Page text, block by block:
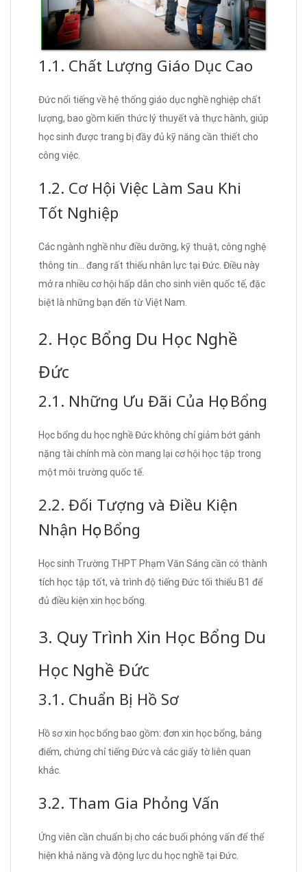
1.1. Chất Lượng Giáo Dục Cao
Đức nổi tiếng về hệ thống giáo dục nghề nghiệp chất
lượng, bao gồm kiến thức lý thuyết và thực hành, giúp
học sinh được trang bị đầy đủ kỹ năng cần thiết cho
công việc.
1.2. Cơ Hội Việc Làm Sau Khi
Tốt Nghiệp
Các ngành nghề như điều dưỡng, kỹ thuật, công nghệ
thông tin… đang rất thiếu nhân lực tại Đức. Điều này
mở ra nhiều cơ hội hấp dẫn cho sinh viên quốc tế, đặc
biệt là những bạn đến từ Việt Nam.
2. Học Bổng Du Học Nghề
Đức
2.1. Những Ưu Đãi Của Học Bổng
Học bổng du học nghề Đức không chỉ giảm bớt gánh
nặng tài chính mà còn mang lại cơ hội học tập trong
một môi trường quốc tế.
2.2. Đối Tượng và Điều Kiện
Nhận Học Bổng
Học sinh Trường THPT Phạm Văn Sáng cần có thành
tích học tập tốt, và trình độ tiếng Đức tối thiểu B1 để
đủ điều kiện xin học bổng.
3. Quy Trình Xin Học Bổng Du
Học Nghề Đức
3.1. Chuẩn Bị Hồ Sơ
Hồ sơ xin học bổng bao gồm: đơn xin học bổng, bảng
điểm, chứng chỉ tiếng Đức và các giấy tờ liên quan
khác.
3.2. Tham Gia Phỏng Vấn
Ứng viên cần chuẩn bị cho các buổi phỏng vấn để thể
hiện khả năng và động lực du học nghề tại Đức.